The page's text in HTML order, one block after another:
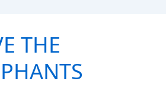
THE